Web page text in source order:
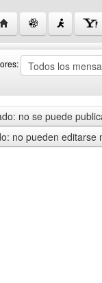
Visitar sitio web del
no se puede
no pueden editarse